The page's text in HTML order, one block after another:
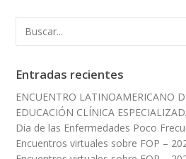
Entradas recientes
ENCUENTRO LATINOAMERICANO
EDUCACIÓN CLÍNICA
Día de las Enfermedades Poco
Encuentros virtuales sobre FOP –